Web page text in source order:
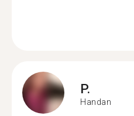
P.
Handan